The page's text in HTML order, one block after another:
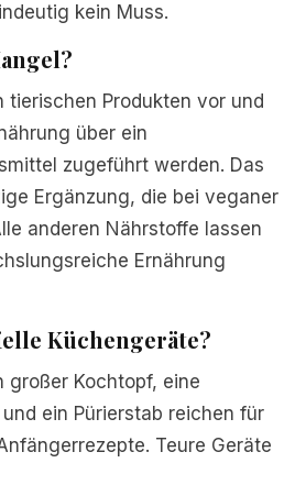
kein Muss.
tierischen Produkten vor und
über ein
zugeführt werden. Das
Ergänzung, die bei veganer
anderen Nährstoffe lassen
Ernährung
Küchengeräte?
großer Kochtopf, eine
ein Pürierstab reichen für
Teure Geräte